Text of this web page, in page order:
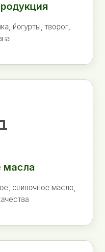
йогурты, творог,
масла
сливочное масло,